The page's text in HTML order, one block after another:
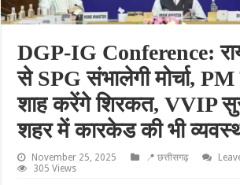
DGP-IG Conference:
से SPG संभालेगी मोर्चा,
शाह करेंगे शिरकत, VVIP
शहर में कारकेड की भी
November 25, 2025 📍 छत्तीसगढ़
305 Views